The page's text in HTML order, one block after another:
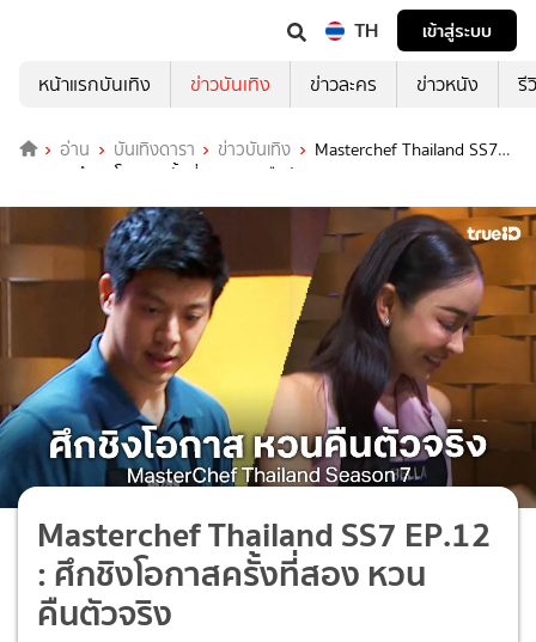
TH
เข้าสู่ระบบ
หน้าแรกบันเทิง
ข่าวบันเทิง ข่าวละคร ข่าวหนัง รี
อ่าน บันเทิงดารา ข่าวบันเทิง
Masterchef Thailand SS7
EP.12 : ศึกชิงโอกาสครั้งที่สอง หวนคืนตัวจริง
Masterchef Thailand SS7 EP.12
: ศึกชิงโอกาสครั้งที่สอง หวน
คืนตัวจริง